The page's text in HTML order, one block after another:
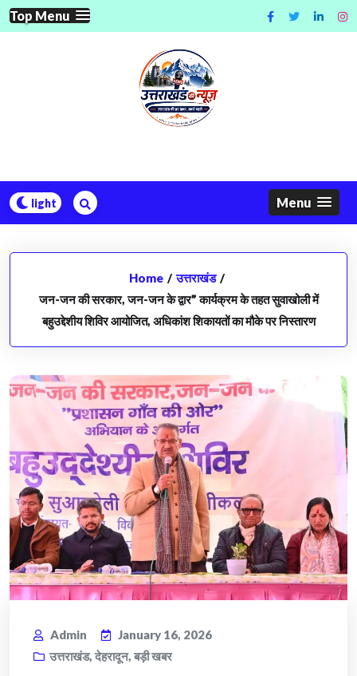
Skip
to
Top Menu
Menu
Home / उत्तराखंड /
जन-जन की सरकार, जन-जन के द्वार” कार्यक्रम के तहत सुवाखोली में
बहुउद्देशीय शिविर आयोजित, अधिकांश शिकायतों का मौके पर निस्तारण
Admin
January 16, 2026
उत्तराखंड, देहरादून, बड़ी खबर